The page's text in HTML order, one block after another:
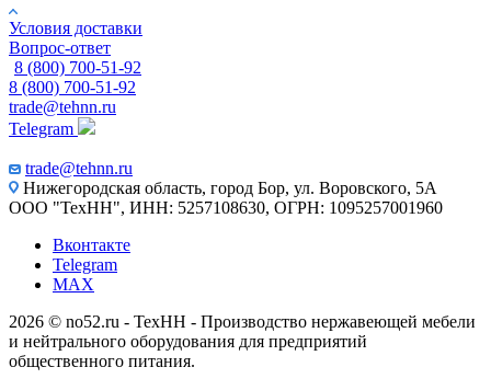
Условия доставки
Вопрос-ответ
8 (800) 700-51-92
8 (800) 700-51-92
trade@tehnn.ru
Telegram
trade@tehnn.ru
Нижегородская область, город Бор, ул. Воровского, 5А
ООО "ТехНН", ИНН: 5257108630, ОГРН: 1095257001960
Вконтакте
Telegram
MAX
2026 © no52.ru - ТехНН - Производство нержавеющей мебели
и нейтрального оборудования для предприятий
общественного питания.